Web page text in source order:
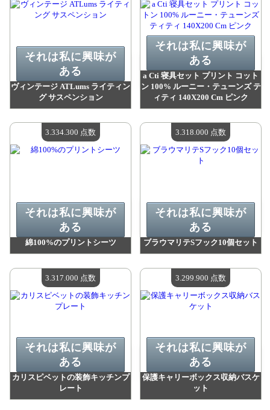
ヴィンテージ ATLums ライティン
グ サスペンション
利用可能な数量：4
それは私に興味が
ある
a Cti 寝具セット プリント コット
ン 100% ルーニー・テューンズ テ
ィティ 140X200 Cm ピンク
利用可能な数量：4
それは私に興味が
ある
綿100%のプリントシーツ
利用可能な数量：4
それは私に興味が
ある
3.334.300 点数
ブラウマリテSフック10個セット
利用可能な数量：4
それは私に興味が
ある
3.318.000 点数
カリスピベットの装飾キッチンプ
レート
それは私に興味が
ある
3.317.000 点数
保護キャリーボックス収納バスケ
ット
それは私に興味が
ある
3.299.900 点数